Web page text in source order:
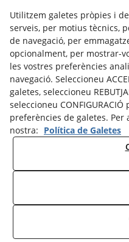
Utilitzem galetes pròpies i
serveis, per motius tècnics,
de navegació, per
opcionalment, per mostrar-
les vostres preferències
navegació. Seleccioneu
galetes, seleccioneu
seleccioneu
preferències de galetes.
nostra: Política de Galetes